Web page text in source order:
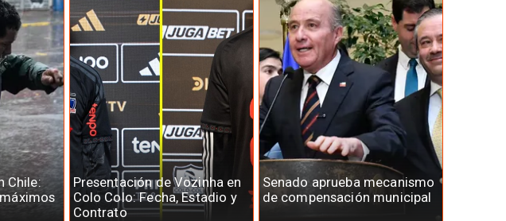
Chile:
Presentación de Vozinha en
Colo Colo: Fecha, Estadio y
Contrato
Senado aprueba mecanismo
de compensación municipal